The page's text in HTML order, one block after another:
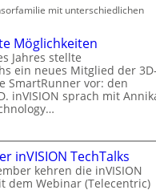
mit unterschiedlichen
Möglichkeiten
Jahres stellte
ein neues Mitglied der 3D-
SmartRunner vor: den
inVISION sprach mit
inVISION TechTalks
kehren die inVISION
dem Webinar (Telecentric)